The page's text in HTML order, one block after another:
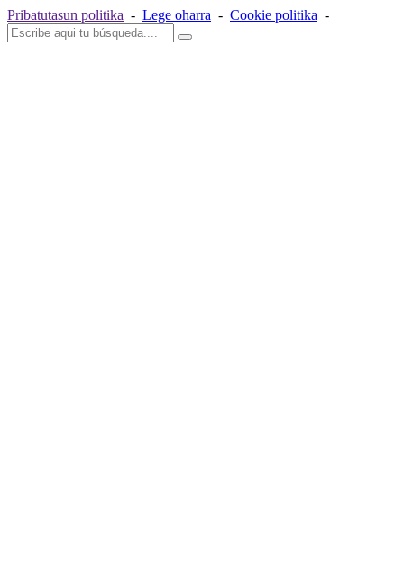
Pribatutasun politika - Lege oharra - Cookie politika -